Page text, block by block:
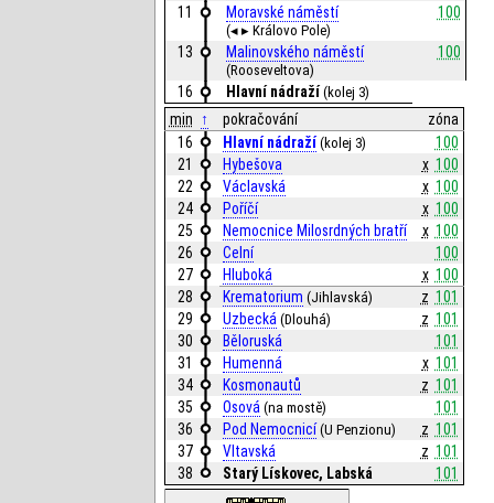
11
Moravské náměstí
(◂ ▸ Královo Pole)
100
13 Malinovského náměstí
(Rooseveltova)
100
16 Hlavní nádraží (kolej 3)
min ↑ pokračování
zóna
16
Hlavní nádraží (kolej 3)
100
21
Hybešova x 100
22
Václavská x 100
24
Poříčí x 100
25
Nemocnice Milosrdných bratří x 100
26
Celní
100
27
Hluboká x 100
28
Krematorium (Jihlavská) z 101
29
Uzbecká (Dlouhá) z 101
30
Běloruská
101
31
Humenná x 101
34
Kosmonautů z 101
35
Osová (na mostě)
101
36
Pod Nemocnicí (U Penzionu) z 101
37
Vltavská z 101
38
Starý Lískovec, Labská 101